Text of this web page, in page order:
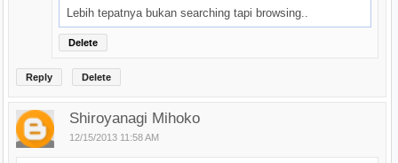
Lebih tepatnya bukan searching tapi browsing..
Delete
Reply Delete
Shiroyanagi Mihoko
12/15/2013 11:58 AM